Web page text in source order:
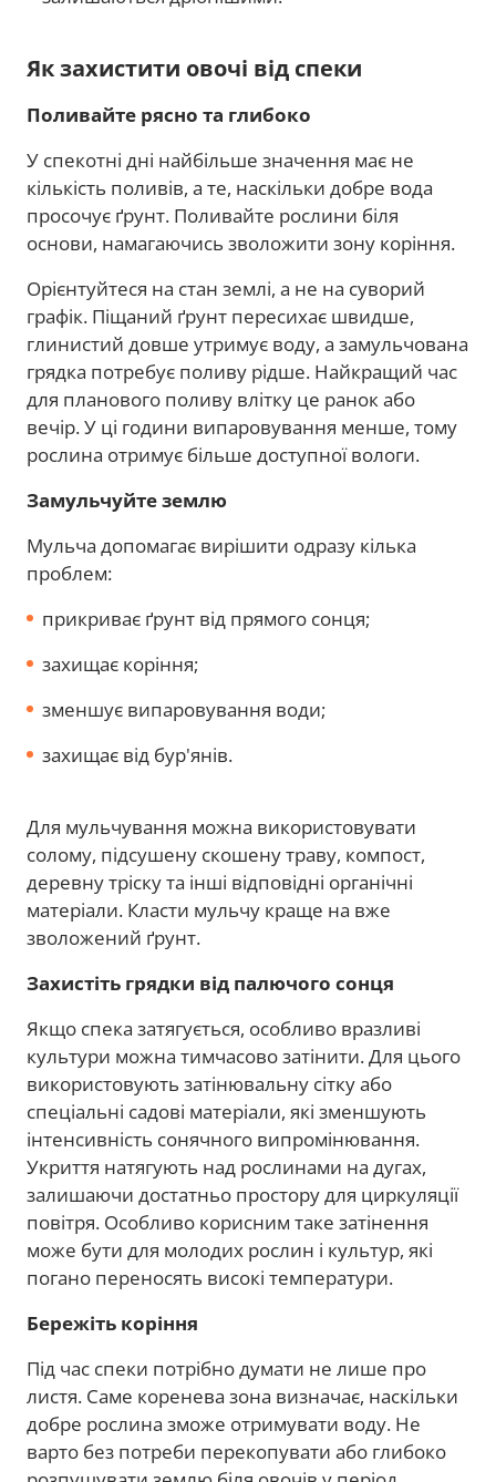
Як захистити овочі від спеки
Поливайте рясно та глибоко
У спекотні дні найбільше значення має не
кількість поливів, а те, наскільки добре вода
просочує ґрунт. Поливайте рослини біля
основи, намагаючись зволожити зону коріння.
Орієнтуйтеся на стан землі, а не на суворий
графік. Піщаний ґрунт пересихає швидше,
глинистий довше утримує воду, а замульчована
грядка потребує поливу рідше. Найкращий час
для планового поливу влітку це ранок або
вечір. У ці години випаровування менше, тому
рослина отримує більше доступної вологи.
Замульчуйте землю
Мульча допомагає вирішити одразу кілька
проблем:
прикриває ґрунт від прямого сонця;
захищає коріння;
зменшує випаровування води;
захищає від бур'янів.
Для мульчування можна використовувати
солому, підсушену скошену траву, компост,
деревну тріску та інші відповідні органічні
матеріали. Класти мульчу краще на вже
зволожений ґрунт.
Захистіть грядки від палючого сонця
Якщо спека затягується, особливо вразливі
культури можна тимчасово затінити. Для цього
використовують затінювальну сітку або
спеціальні садові матеріали, які зменшують
інтенсивність сонячного випромінювання.
Укриття натягують над рослинами на дугах,
залишаючи достатньо простору для циркуляції
повітря. Особливо корисним таке затінення
може бути для молодих рослин і культур, які
погано переносять високі температури.
Бережіть коріння
Під час спеки потрібно думати не лише про
листя. Саме коренева зона визначає, наскільки
добре рослина зможе отримувати воду. Не
варто без потреби перекопувати або глибоко